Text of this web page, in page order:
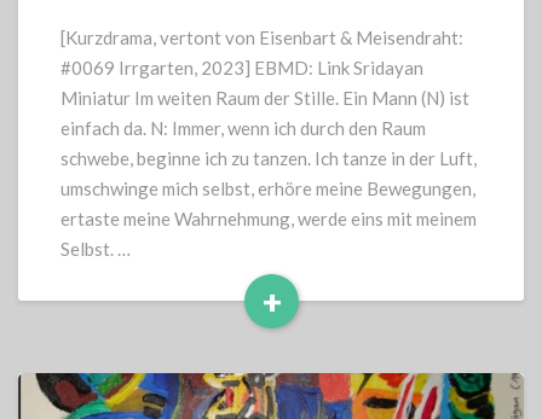
[Kurzdrama, vertont von Eisenbart & Meisendraht:
#0069 Irrgarten, 2023] EBMD: Link Sridayan
Miniatur Im weiten Raum der Stille. Ein Mann (N) ist
einfach da. N: Immer, wenn ich durch den Raum
schwebe, beginne ich zu tanzen. Ich tanze in der Luft,
umschwinge mich selbst, erhöre meine Bewegungen,
ertaste meine Wahrnehmung, werde eins mit meinem
Selbst. …
+
Read